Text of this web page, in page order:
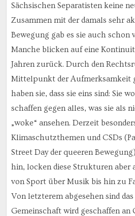
Sächsischen Separatisten keine
Zusammen mit der damals sehr
Bewegung gab es sie auch schon
Manche blicken auf eine
Jahren zurück. Durch den
Mittelpunkt der Aufmerksamkeit
haben sie, dass sie eins sind: Sie
schaffen gegen alles, was sie als
„woke“ ansehen. Derzeit
Klimaschutzthemen und CSDs
Street Day der queeren
hin, locken diese Strukturen aber
von Sport über Musik bis hin zu
Von letzterem abgesehen sind
Gemeinschaft wird geschaffen an